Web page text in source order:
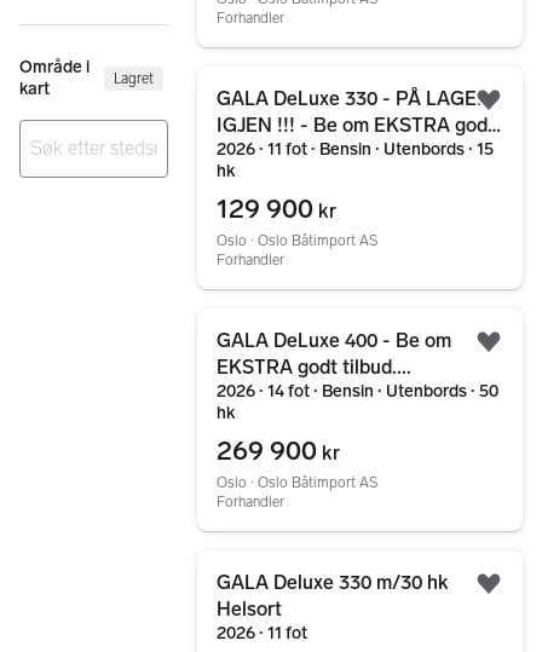
Område i
kart
Lagret
Forhandler
GALA DeLuxe 330 - PÅ LAGER
IGJEN !!! - Be om EKSTRA godt
tilbud...
2026 ∙ 11 fot ∙ Bensin ∙ Utenbords ∙ 15
hk
129 900 kr
Oslo ∙ Oslo Båtimport AS
Forhandler
GALA DeLuxe 400 - Be om
EKSTRA godt tilbud....
2026 ∙ 14 fot ∙ Bensin ∙ Utenbords ∙ 50
hk
269 900 kr
Oslo ∙ Oslo Båtimport AS
Forhandler
GALA Deluxe 330 m/30 hk
Helsort
2026 ∙ 11 fot